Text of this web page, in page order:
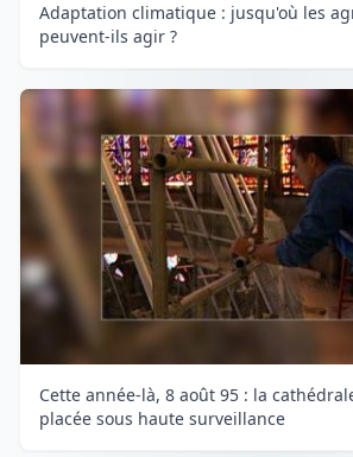
Adaptation climatique : jusqu'où les
peuvent-ils agir ?
Cette année-là, 8 août 95 : la
placée sous haute surveillance